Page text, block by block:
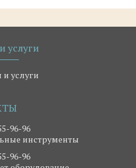
услуги
услуги
96-96
инструменты
96-96